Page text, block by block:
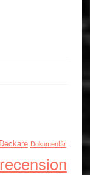
Deckare Dokumentär